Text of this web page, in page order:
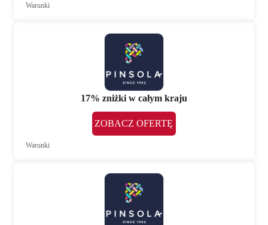
Warunki
17% zniżki w całym kraju
ZOBACZ OFERTĘ
Warunki